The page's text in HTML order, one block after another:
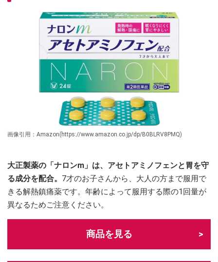
画像引用：Amazon(https://www.amazon.co.jp/dp/B0BLRV8PMQ)
大正製薬の「ナロンm」は、アセトアミノフェンと胃を守
る成分を配合。 7才のお子さんから、大人の方まで服用で
きる解熱鎮痛薬です。年齢によって服用する際の1回量が
異なるためご注意ください。
商品を見る